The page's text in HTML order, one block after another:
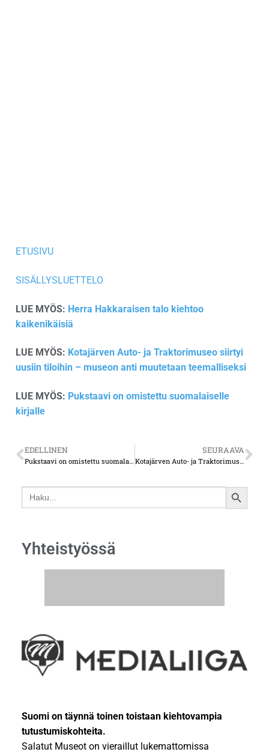
ETUSIVU
SISÄLLYSLUETTELO
LUE MYÖS: Herra Hakkaraisen talo kiehtoo
kaikenikäisiä
LUE MYÖS: Kotajärven Auto- ja Traktorimuseo siirtyi
uusiin tiloihin – museon anti muutetaan teemalliseksi
LUE MYÖS: Pukstaavi on omistettu suomalaiselle
kirjalle
EDELLINEN
Pukstaavi on omistettu suomalaiselle kirjalle
SEURAAVA
Kotajärven Auto- ja Traktorimuseo siirtyi uusiin tiloihin – museon anti muutetaan teemalliseksi
Search
for:
SEARCH
Yhteistyössä
Suomi on täynnä toinen toistaan kiehtovampia
tutustumiskohteita.
Salatut Museot on vieraillut lukemattomissa